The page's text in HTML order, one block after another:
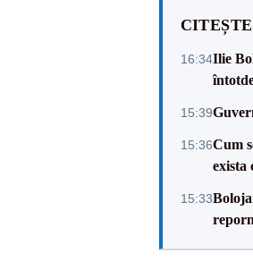
16:34Ilie
15:39
15:36Cum
exista
15:33